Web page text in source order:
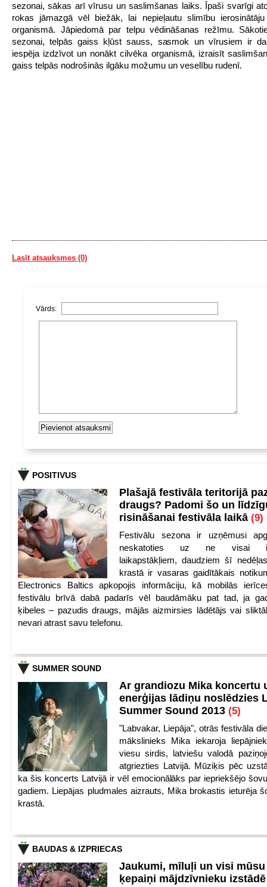
sezonai, sākas arī vīrusu un saslimšanas laiks. Īpaši svarīgi
rokas jāmazgā vēl biežāk, lai nepieļautu slimību ierosinātāju
organismā. Jāpiedomā par telpu vēdināšanas režīmu.
sezonai, telpās gaiss kļūst sauss, sasmok un vīrusiem ir
iespēja izdzīvot un nonākt cilvēka organismā, izraisīt
gaiss telpās nodrošinās ilgāku možumu un veselību rudenī.
Lasīt atsauksmes (0)
Vārds:
POSITIVUS
Plašajā festivāla teritorijā
draugs? Padomi šo un
risināšanai festivāla laikā (9)
Festivālu sezona ir uzņēmusi
neskatoties uz ne visai
laikapstākļiem, daudziem šī
krastā ir vasaras gaidītākais
Electronics Baltics apkopojis informāciju, kā mobilās
festivālu brīvā dabā padarīs vēl baudāmāku pat tad, ja
ķibeles – pazudis draugs, mājās aizmirsies lādētājs vai
nevari atrast savu telefonu.
SUMMER SOUND
Ar grandiozu Mika koncertu
enerģijas lādiņu noslēdzies
Summer Sound 2013 (5)
"Labvakar, Liepāja", otrās festivāla
mākslinieks Mika iekaroja
viesu sirdis, latviešu valodā
atgriezties Latvijā. Mūziķis pēc
ka šis koncerts Latvijā ir vēl emocionālāks par iepriekšējo
gadiem. Liepājas pludmales aizrauts, Mika brokastis ieturēja
krastā.
BAUDAS & IZPRIECAS
Jaukumi, mīluļi un visi
ķepaiņi mājdzīvnieku